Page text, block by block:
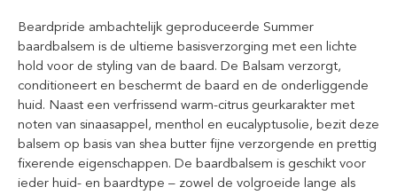
Beardpride ambachtelijk geproduceerde Summer
baardbalsem is de ultieme basisverzorging met een lichte
hold voor de styling van de baard. De Balsam verzorgt,
conditioneert en beschermt de baard en de onderliggende
huid. Naast een verfrissend warm-citrus geurkarakter met
noten van sinaasappel, menthol en eucalyptusolie, bezit deze
balsem op basis van shea butter fijne verzorgende en prettig
fixerende eigenschappen. De baardbalsem is geschikt voor
ieder huid- en baardtype – zowel de volgroeide lange als